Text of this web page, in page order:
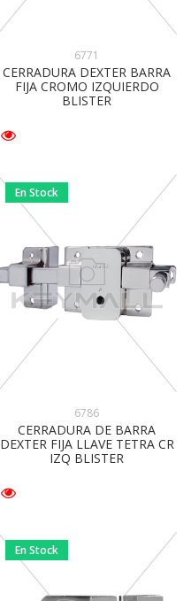
6771
CERRADURA DEXTER BARRA
FIJA CROMO IZQUIERDO
BLISTER
En Stock
6786
CERRADURA DE BARRA
DEXTER FIJA LLAVE TETRA CR
IZQ BLISTER
En Stock